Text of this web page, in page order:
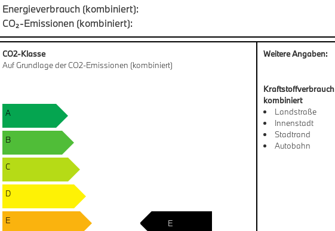
Energieverbrauch (kombiniert):
CO₂-Emissionen (kombiniert):
CO2-Klasse
Auf Grundlage der CO2-Emissionen (kombiniert)
A
B
C
D
E E
Weitere Angaben:
Kraftstoffverbrauch
kombiniert
Landstraße
Innenstadt
Stadtrand
Autobahn